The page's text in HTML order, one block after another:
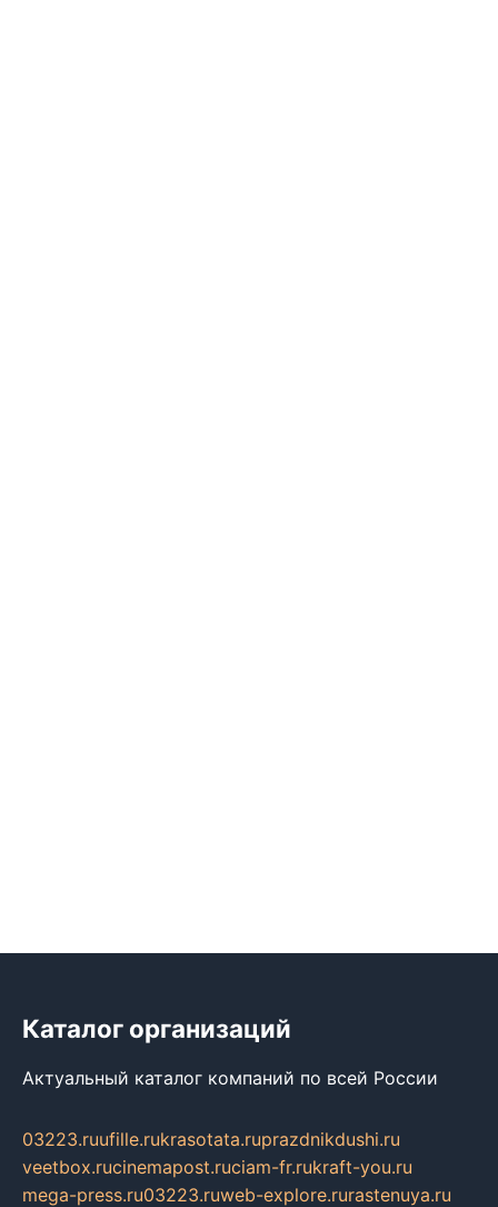
Каталог организаций
Актуальный каталог компаний по всей России
03223.ruufille.rukrasotata.ruprazdnikdushi.ru
veetbox.rucinemapost.ruciam-fr.rukraft-you.ru
mega-press.ru03223.ruweb-explore.rurastenuya.ru